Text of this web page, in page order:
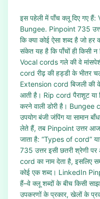
इस पहेली में पाँच क्लू दिए गए
Bungee. Pinpoint 735
कि क्या कोई ऐसा शब्द है जो
संकेत यह है कि पाँचों ही किसी
Vocal cords गले की वे
cord रीढ़ की हड्डी के भीतर
Extension cord बिजली की
आती है। Rip cord पैराशूट या
करने वाली डोरी है। Bungee
उपयोग बंजी जंपिंग या सामान
लेते हैं, तब Pinpoint उत्तर आज
जाता है: “Types of cord”
735 उत्तर इसी छतरी श्रेणी
cord का नाम देता है, इसलिए
कोई एक शब्द। LinkedIn
हैं–वे क्लू शब्दों के बीच किसी
उपकरणों के प्रकार, खेलों के